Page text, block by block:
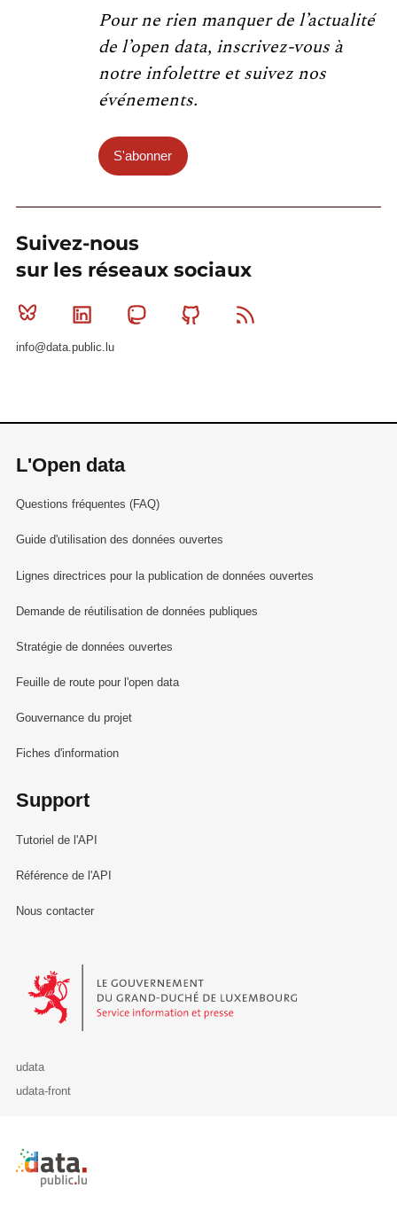
Pour ne rien manquer de l’actualité
de l’open data, inscrivez-vous à
notre infolettre et suivez nos
événements.
S'abonner
Suivez-nous
sur les réseaux sociaux
Bluesky Linkedin MastodonGithub
info@data.public.lu
L'Open data
Questions fréquentes (FAQ)
Guide d'utilisation des données ouvertes
Lignes directrices pour la publication de données ouvertes
Demande de réutilisation de données publiques
Stratégie de données ouvertes
Feuille de route pour l'open data
Gouvernance du projet
Fiches d'information
Support
Tutoriel de l'API
Référence de l'API
Nous contacter
Le Gouvernement du Grand-Duché de Luxembourg - Service
udata
udata-front
Retour à l'accueil de data.public.lu